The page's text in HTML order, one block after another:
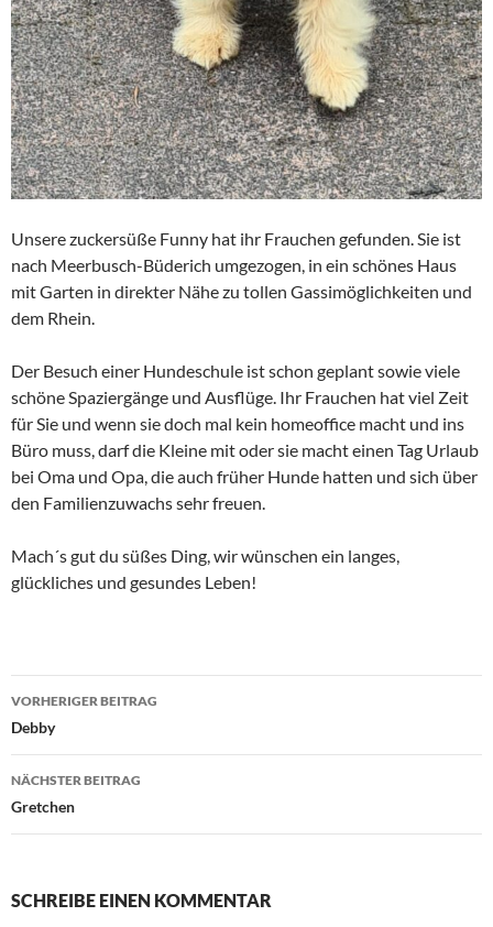
Unsere zuckersüße Funny hat ihr Frauchen gefunden. Sie ist
nach Meerbusch-Büderich umgezogen, in ein schönes Haus
mit Garten in direkter Nähe zu tollen Gassimöglichkeiten und
dem Rhein.
Der Besuch einer Hundeschule ist schon geplant sowie viele
schöne Spaziergänge und Ausflüge. Ihr Frauchen hat viel Zeit
für Sie und wenn sie doch mal kein homeoffice macht und ins
Büro muss, darf die Kleine mit oder sie macht einen Tag Urlaub
bei Oma und Opa, die auch früher Hunde hatten und sich über
den Familienzuwachs sehr freuen.
Mach´s gut du süßes Ding, wir wünschen ein langes,
glückliches und gesundes Leben!
Beitragsnavigation
VORHERIGER BEITRAG
Debby
NÄCHSTER BEITRAG
Gretchen
SCHREIBE EINEN KOMMENTAR